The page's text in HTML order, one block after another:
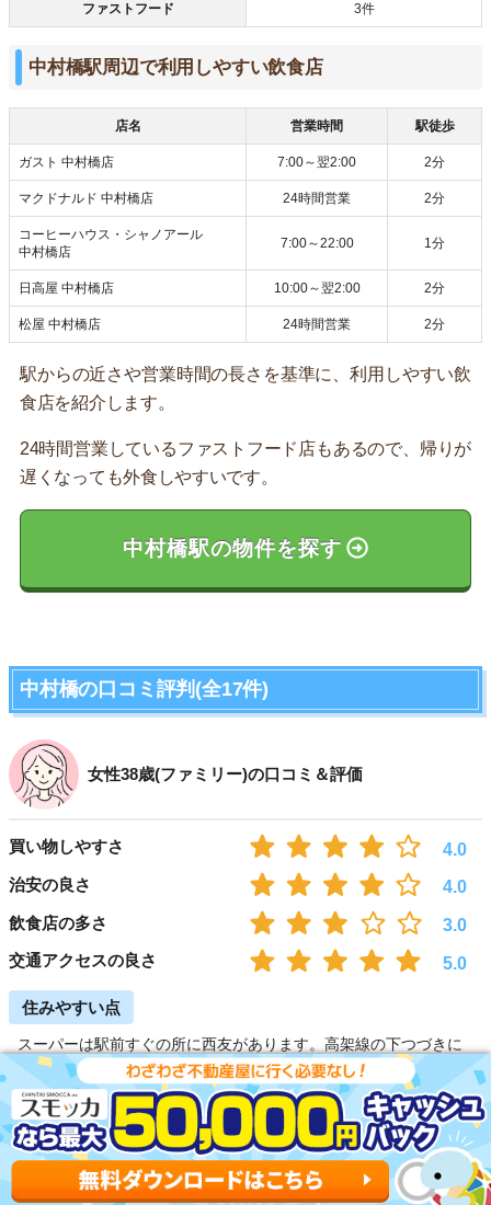
ファストフード 3件
中村橋駅周辺で利用しやすい飲食店
店名 営業時間 駅徒歩
ガスト 中村橋店 7:00～翌2:00 2分
マクドナルド 中村橋店 24時間営業 2分
コーヒーハウス・シャノアール
中村橋店
7:00～22:00 1分
日高屋 中村橋店 10:00～翌2:00 2分
松屋 中村橋店 24時間営業 2分
駅からの近さや営業時間の長さを基準に、利用しやすい飲
食店を紹介します。
24時間営業しているファストフード店もあるので、帰りが
遅くなっても外食しやすいです。
中村橋駅の物件を探す
中村橋の口コミ評判(全17件)
女性38歳(ファミリー)の口コミ＆評価
買い物しやすさ
4.0
治安の良さ
4.0
飲食店の多さ
3.0
交通アクセスの良さ
5.0
住みやすい点
スーパーは駅前すぐの所に西友があります。高架線の下つづきに
なっているので、 雨の時は改札を出て傘をささずにお店に入れま
す。 終電後の深夜まで開いているため、遅くなってもとても便利
です。 薬局に関しては、近くにマツモトキヨシがあり、こちらも
夜10時まで開いてますので、 とても便利です。
住みにくい点